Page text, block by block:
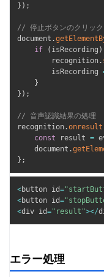
} ) ;
// 停止ボタンのクリック
document .
if
( isRecording )
        recognition
.
        isRecording
}
} ) ;
// 音声認識結果の処理
recognition .onresult
const result =
    document
.
} ;
<button id=
<button id=
<div id="result"></
エラー処理